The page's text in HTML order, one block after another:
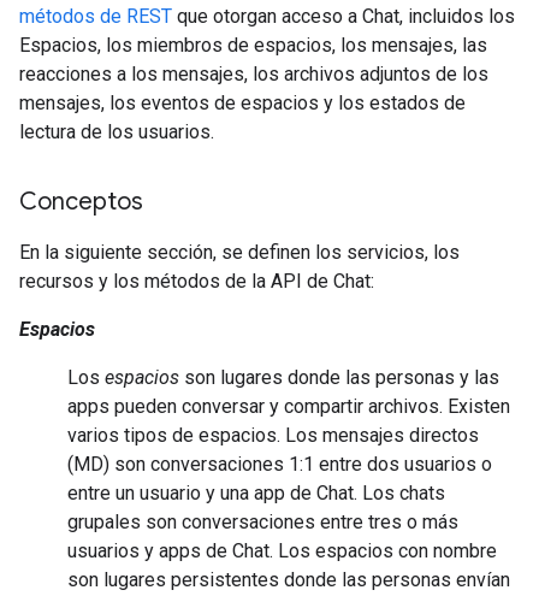
métodos de REST que otorgan acceso a Chat, incluidos los
Espacios, los miembros de espacios, los mensajes, las
reacciones a los mensajes, los archivos adjuntos de los
mensajes, los eventos de espacios y los estados de
lectura de los usuarios.
Conceptos
En la siguiente sección, se definen los servicios, los
recursos y los métodos de la API de Chat:
Espacios
Los espacios son lugares donde las personas y las
apps pueden conversar y compartir archivos. Existen
varios tipos de espacios. Los mensajes directos
(MD) son conversaciones 1:1 entre dos usuarios o
entre un usuario y una app de Chat. Los chats
grupales son conversaciones entre tres o más
usuarios y apps de Chat. Los espacios con nombre
son lugares persistentes donde las personas envían